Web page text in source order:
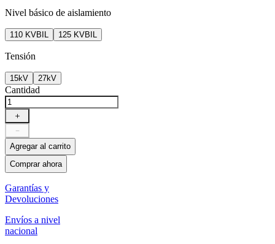
Nivel básico de aislamiento
110 KVBIL 125 KVBIL
Tensión
15kV 27kV
Cantidad
＋
－
Agregar al carrito
Comprar ahora
Garantías y
Devoluciones
Envíos a nivel
nacional